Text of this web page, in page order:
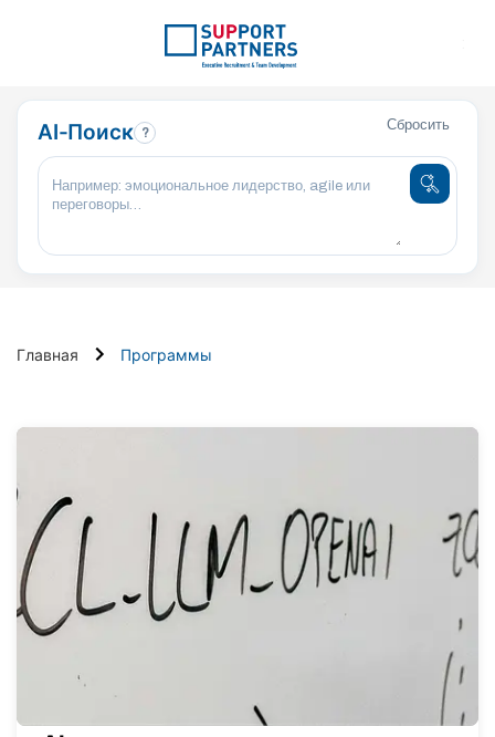
Сбросить
AI-Поиск ?
Главная Программы